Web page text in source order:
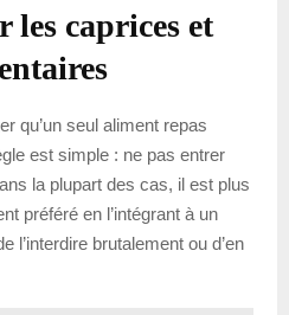
les caprices et
qu’un seul aliment repas
est simple : ne pas entrer
la plupart des cas, il est plus
préféré en l’intégrant à un
l’interdire brutalement ou d’en